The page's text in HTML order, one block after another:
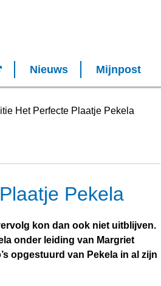
Nieuws Mijnpost
Het Perfecte Plaatje Pekela
Pekela
kon dan ook niet uitblijven.
onder leiding van Margriet
opgestuurd van Pekela in al zijn